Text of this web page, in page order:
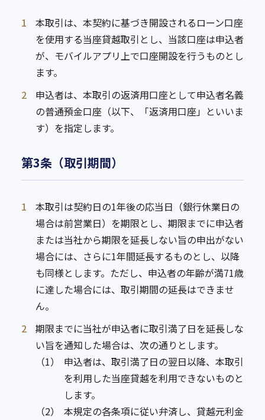
1
本取引は、本契約に基づき開設されるローン口座
を使用する当座貸越取引とし、当該口座は申込者
が、モバイルアプリ上で口座開設を行うものとし
ます。
2
申込者は、本取引の返済用口座として申込者名義
の普通預金口座（以下、「返済用口座」といいま
す）を指定します。
第3条（取引期間）
1
本取引は契約日の1年後の応当日（銀行休業日の
場合は前営業日）を期限とし、期限までに申込者
または当社から期限を延長しない旨の申出がない
場合には、さらに1年間延長するものとし、以降
も同様とします。ただし、申込者の年齢が満71歳
に達した場合には、取引期間の延長はできませ
ん。
2
期限までに当社が申込者に取引満了日を延長しな
い旨を通知した場合は、次の通りとします。
（1）
申込者は、取引満了日の翌日以降、本取引
を利用した当座貸越を利用できないものと
します。
（2）
本規定の各条項に従い弁済し、貸越元利金